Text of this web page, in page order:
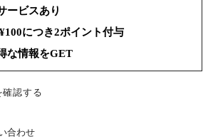
ービスあり
につき2ポイント付与
な情報をGET
確認する
合わせ